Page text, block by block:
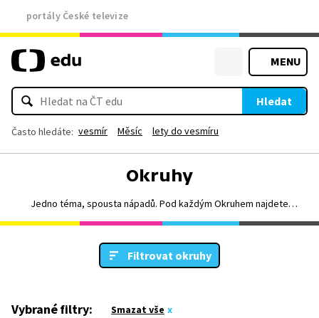
portály České televize
MENU
Hledat
Často hledáte: vesmír Měsíc lety do vesmíru
Okruhy
Jedno téma, spousta nápadů. Pod každým Okruhem najdete
vám tak umožní nahlížet jedno téma z odlišných úhlů pohledu. Vybírat
můžete přehledně i podle předmětů a stupňů vzdělávání.
Filtrovat okruhy
Vybrané filtry: Smazat vše